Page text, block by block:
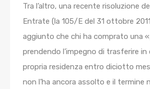
Tra l’altro, una recente risoluzione
Entrate (la 105/E del 31 ottobre
aggiunto che chi ha comprato una «
prendendo l’impegno di trasferire in
propria residenza entro diciotto
non l’ha ancora assolto e il termine